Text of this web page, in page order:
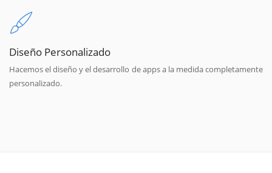
Diseño Personalizado
Hacemos el diseño y el desarrollo de apps a la medida completamente
personalizado.